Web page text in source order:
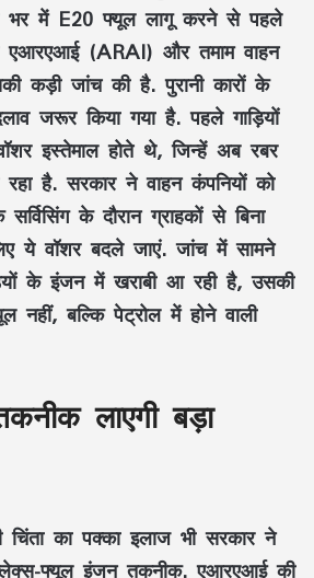
भर में E20 फ्यूल लागू करने से पहले
एआरएआई (ARAI) और तमाम वाहन
कड़ी जांच की है. पुरानी कारों के
जरूर किया गया है. पहले गाड़ियों
इस्तेमाल होते थे, जिन्हें अब रबर
है. सरकार ने वाहन कंपनियों को
के दौरान ग्राहकों से बिना
ये वॉशर बदले जाएं. जांच में सामने
के इंजन में खराबी आ रही है, उसकी
बल्कि पेट्रोल में होने वाली
लाएगी बड़ा
का पक्का इलाज भी सरकार ने